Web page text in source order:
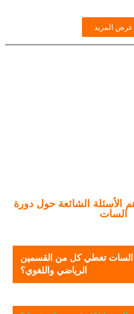
عرض المزيد
الأسئلة الشائعة حول دورة
السات
تغطي كل من القسمين
الرياضي واللغوي؟